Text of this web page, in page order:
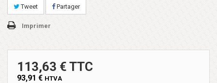
Tweet Partager
Imprimer
113,63 € TTC
93,91 € HTVA